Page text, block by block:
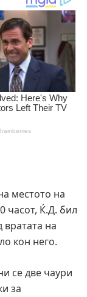
местото на
часот, Ќ.Д. бил
вратата на
кон него.
се две чаури
за